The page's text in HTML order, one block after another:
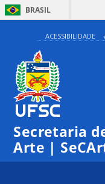
BRASIL
ACESSIBILIDADE
Secretaria
Arte |